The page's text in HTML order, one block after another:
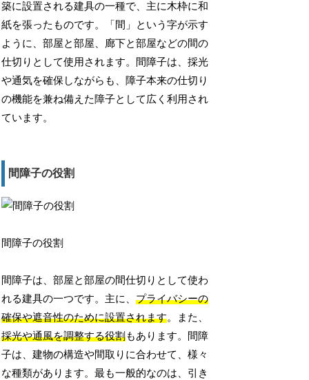
築に設置される建具の一種で、主に木枠に和
紙を張ったものです。「間」という字が示す
ように、部屋と部屋、廊下と部屋などの間の
仕切りとして使用されます。間障子は、採光
や通気を確保しながらも、障子本来の仕切り
の機能を兼ね備えた障子として広く利用され
ています。
間障子の役割
間障子の役割
間障子は、部屋と部屋の間仕切りとして使わ
れる建具の一つです。主に、プライバシーの
確保や遮音性のために設置されます。また、
採光や通風を調整する役割もあります。間障
子は、建物の構造や間取りに合わせて、様々
な種類があります。最も一般的なのは、引き